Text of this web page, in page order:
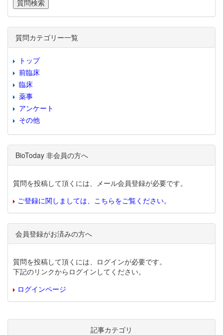
質問カテゴリー一覧
トップ
前臨床
臨床
薬事
アンケート
その他
BioToday 非会員の方へ
質問を投稿して頂くには、メール会員登録が必要です。
ご登録に関しましては、こちらをご覧ください。
会員登録がお済みの方へ
質問を投稿して頂くには、ログインが必要です。
下記のリンクからログインしてください。
ログインページ
記事カテゴリ